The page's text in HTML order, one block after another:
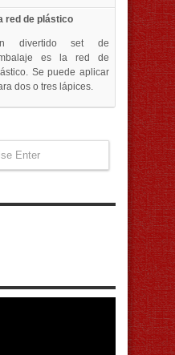
red de plástico
divertido set de
es la red de
Se puede aplicar
dos o tres lápices.